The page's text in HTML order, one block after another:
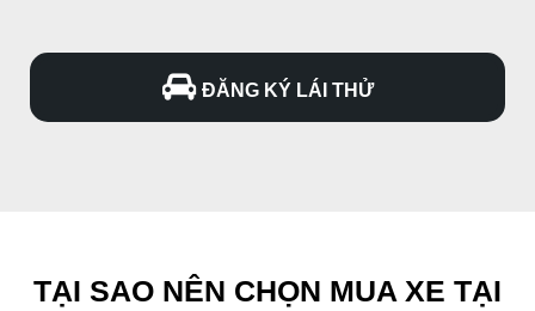
ĐĂNG KÝ LÁI THỬ
TẠI SAO NÊN CHỌN MUA XE TẠI